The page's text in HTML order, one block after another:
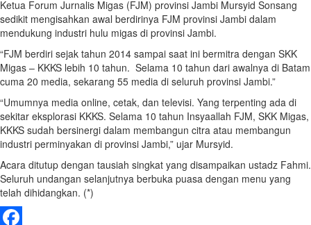
Ketua Forum Jurnalis Migas (FJM) provinsi Jambi Mursyid Sonsang
sedikit mengisahkan awal berdirinya FJM provinsi Jambi dalam
mendukung industri hulu migas di provinsi Jambi.
“FJM berdiri sejak tahun 2014 sampai saat ini bermitra dengan SKK
Migas – KKKS lebih 10 tahun. Selama 10 tahun dari awalnya di Batam
cuma 20 media, sekarang 55 media di seluruh provinsi Jambi.”
“Umumnya media online, cetak, dan televisi. Yang terpenting ada di
sekitar eksplorasi KKKS. Selama 10 tahun Insyaallah FJM, SKK Migas,
KKKS sudah bersinergi dalam membangun citra atau membangun
industri perminyakan di provinsi Jambi,” ujar Mursyid.
Acara ditutup dengan tausiah singkat yang disampaikan ustadz Fahmi.
Seluruh undangan selanjutnya berbuka puasa dengan menu yang
telah dihidangkan. (*)